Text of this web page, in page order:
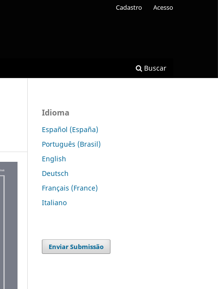
Buscar
Cadastro Acesso
Idioma
Español (España)
Português (Brasil)
English
Deutsch
Français (France)
Italiano
Enviar Submissão